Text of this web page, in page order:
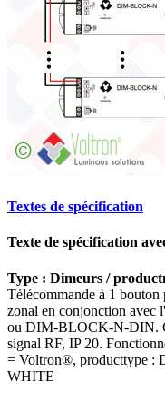
Textes de spécification
Texte de spécification
Type : Dimeurs /
Télécommande à 1
zonal en conjonction
ou DIM-BLOCK-N-DIN.
signal RF, IP 20.
= Voltron®, producttype :
WHITE